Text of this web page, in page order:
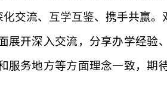
交流、互学互鉴、携手共赢。
开深入交流，分享办学经验
务地方等方面理念一致，期